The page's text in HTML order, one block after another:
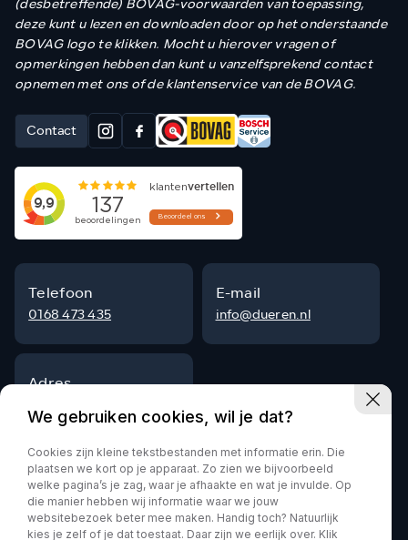
(desbetreffende) BOVAG-voorwaarden van toepassing,
deze kunt u lezen en downloaden door op het onderstaande
BOVAG logo te klikken. Mocht u hierover vragen of
opmerkingen hebben dan kunt u vanzelfsprekend contact
opnemen met ons of de klantenservice van de BOVAG.
Contact
Telefoon
0168 473 435
E-mail
info@dueren.nl
Adres
4797 SG Willemstad
Privacy policy
We gebruiken cookies, wil je dat?
Cookies zijn kleine tekstbestanden met informatie erin. Die
plaatsen we kort op je apparaat. Zo zien we bijvoorbeeld
welke pagina’s je zag, waar je afhaakte en wat je invulde. Op
die manier hebben wij informatie waar we jouw
websitebezoek beter mee maken. Handig toch? Natuurlijk
kies je zelf of je dat toestaat. Daar zijn we eerlijk over. Klik